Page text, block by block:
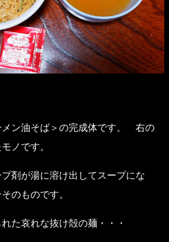
メン油そば＞の完成体です。 右の
ノです。
剤が湯に溶け出してスープにな
のものです。
た哀れな抜け殻の麺・・・